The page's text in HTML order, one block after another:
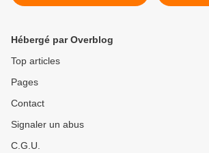
Hébergé par Overblog
Top articles
Pages
Contact
Signaler un abus
C.G.U.